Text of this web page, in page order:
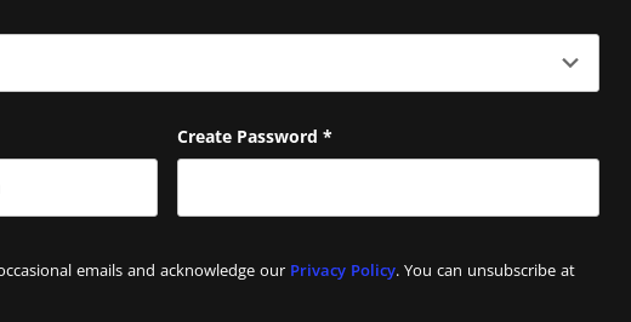
Create Password *
emails and acknowledge our Privacy Policy. You can unsubscribe at